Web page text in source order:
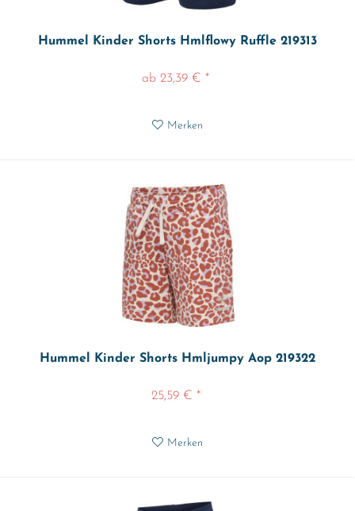
Hummel Kinder Shorts Hmlflowy Ruffle 219313
ab 23,39 € *
Merken
Hummel Kinder Shorts Hmljumpy Aop 219322
25,59 € *
Merken